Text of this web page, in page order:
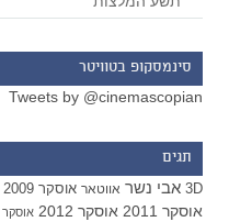
סינמסקופ בטוויטר
Tweets by @cinemascopian
תגים
3D אבי נשר אווטאר אוסקר 2009
אוסקר 2011 אוסקר 2012 אוסקר 2013